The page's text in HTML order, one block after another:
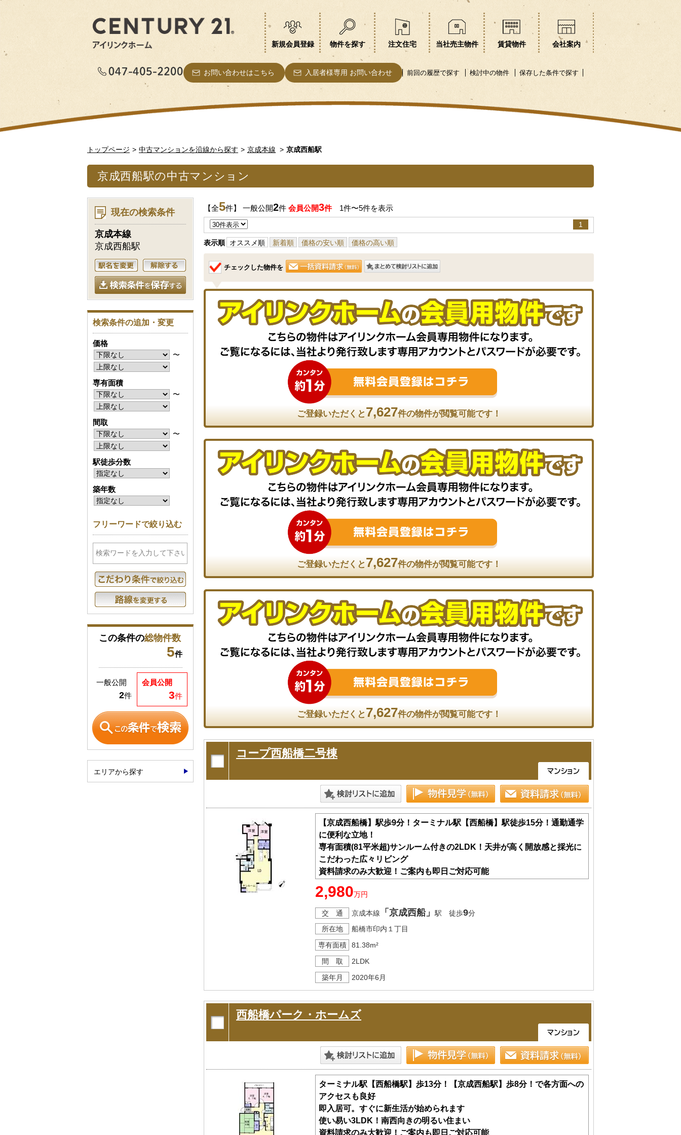
新規会員登録 物件を探す 注文住宅 当社売主物件 賃貸物件 会社案内
お問い合わせはこちら 入居者様専用 お問い合わせ 前回の履歴で探す 検討中の物件 保存した条件で探す
トップページ 中古マンションを沿線から探す 京成本線 京成西船駅
京成西船駅の中古マンション
【全5件】 一般公開2件 会員公開3件1件〜5件を表示
1
表示順 オススメ順 新着順 価格の安い順 価格の高い順
チェックした物件を
ご登録いただくと7,627件の物件が閲覧可能です！
ご登録いただくと7,627件の物件が閲覧可能です！
ご登録いただくと7,627件の物件が閲覧可能です！
コープ西船橋二号棟
【京成西船橋】駅歩9分！ターミナル駅【西船橋】駅徒歩15分！通勤通学
に便利な立地！
専有面積(81平米超)サンルーム付きの2LDK！天井が高く開放感と採光に
こだわった広々リビング
資料請求のみ大歓迎！ご案内も即日ご対応可能
～住まい探しなら【アイリンクホーム】にお任せください～
地域に密着！船橋エリアの事なら当社にお任せください
新婚新生活支援事業キャンペーン！対象だと最大60万円助成
※詳細はお問合せください
～おすすめポイント～
●南東、最上階！日当り・通風・眺望良好
●室内丁寧にお使いです
●充実の設備と大容量の収納
●葛飾小・中学校歩8分
□■□現地内覧ツアー開催中！！□■□
（※居住中に付、事前に必ずお問い合わせくださいませ）
《コース内容（所要時間）》
・サクッと内覧コース （30分～）
・じっくり内覧コース （60分～）
・納得内覧コース （90分～）
2,980万円
交 通 京成本線 「京成西船」 駅 徒歩9分
所在地
船橋市印内１丁目
専有面積
81.38m²
間 取
2LDK
築年月
2020年6月
西船橋パーク・ホームズ
ターミナル駅【西船橋駅】歩13分！【京成西船駅】歩8分！で各方面への
アクセスも良好
即入居可。すぐに新生活が始められます
使い易い3LDK！南西向きの明るい住まい
資料請求のみ大歓迎！ご案内も即日ご対応可能
現在の検索条件
京成本線
京成西船駅
検索条件の追加・変更
価格
〜
専有面積
〜
間取
〜
駅徒歩分数
築年数
フリーワードで絞り込む
この条件の総物件数
5件
会員公開
3件
一般公開
2件
エリアから探す